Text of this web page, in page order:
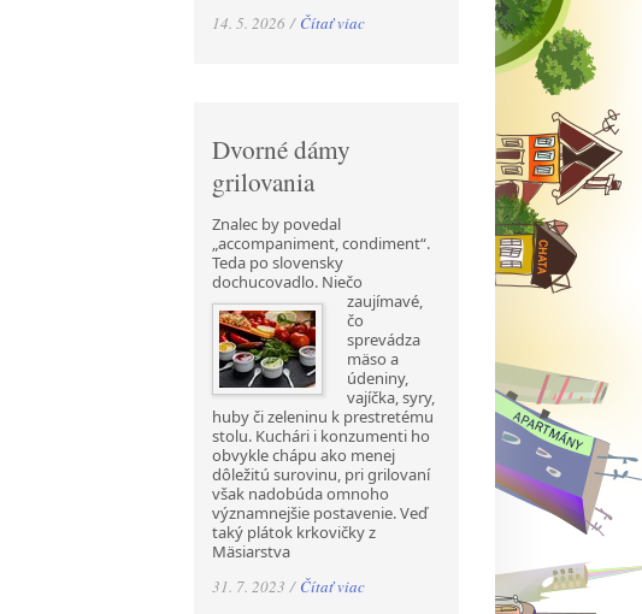
14. 5. 2026 / Čítať viac
Dvorné dámy
grilovania
Znalec by povedal
„accompaniment, condiment“.
Teda po slovensky
dochucovadlo. Niečo
zaujímavé,
čo
sprevádza
mäso a
údeniny,
vajíčka, syry,
huby či zeleninu k prestretému
stolu. Kuchári i konzumenti ho
obvykle chápu ako menej
dôležitú surovinu, pri grilovaní
však nadobúda omnoho
významnejšie postavenie. Veď
taký plátok krkovičky z
Mäsiarstva
31. 7. 2023 / Čítať viac